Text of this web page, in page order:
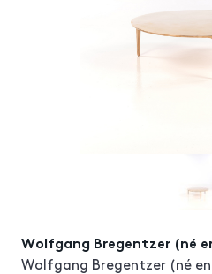
Wolfgang Bregentzer (né
Wolfgang Bregentzer (né en